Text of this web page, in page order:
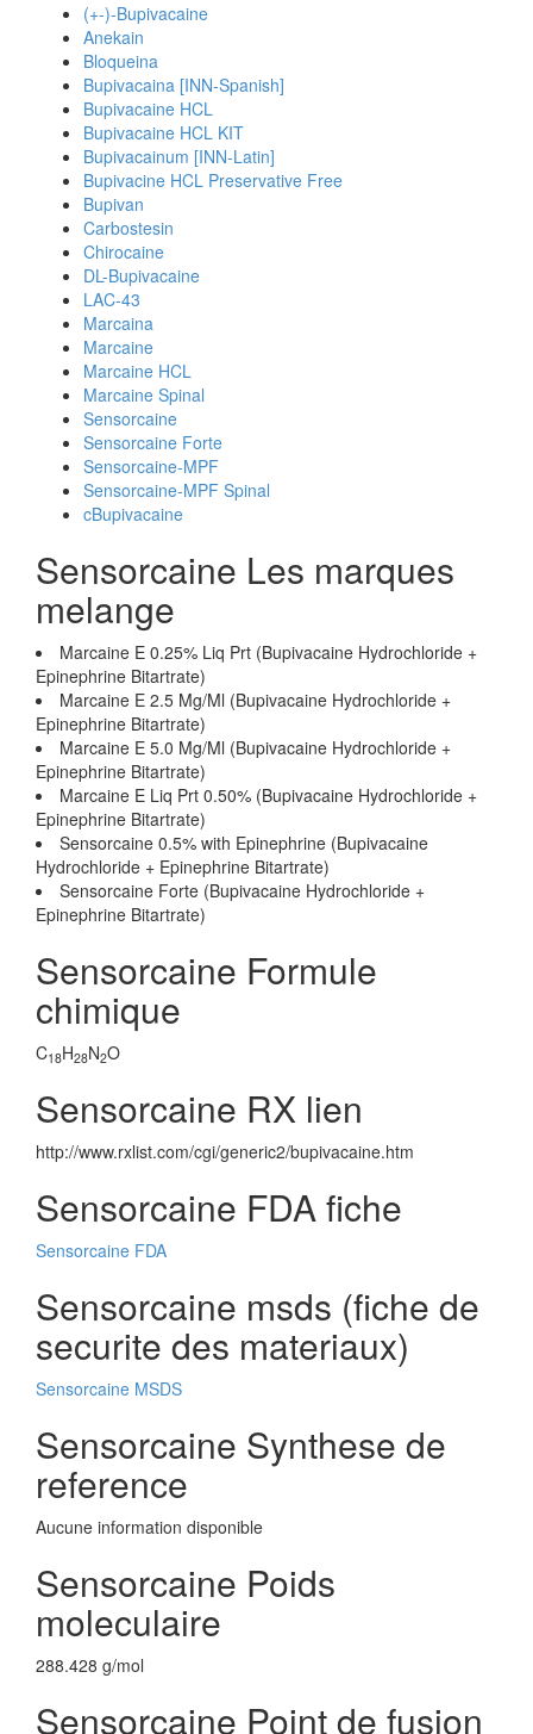
(+-)-Bupivacaine
Anekain
Bloqueina
Bupivacaina [INN-Spanish]
Bupivacaine HCL
Bupivacaine HCL KIT
Bupivacainum [INN-Latin]
Bupivacine HCL Preservative Free
Bupivan
Carbostesin
Chirocaine
DL-Bupivacaine
LAC-43
Marcaina
Marcaine
Marcaine HCL
Marcaine Spinal
Sensorcaine
Sensorcaine Forte
Sensorcaine-MPF
Sensorcaine-MPF Spinal
cBupivacaine
Sensorcaine Les marques
melange
Marcaine E 0.25% Liq Prt (Bupivacaine Hydrochloride +
Epinephrine Bitartrate)
Marcaine E 2.5 Mg/Ml (Bupivacaine Hydrochloride +
Epinephrine Bitartrate)
Marcaine E 5.0 Mg/Ml (Bupivacaine Hydrochloride +
Epinephrine Bitartrate)
Marcaine E Liq Prt 0.50% (Bupivacaine Hydrochloride +
Epinephrine Bitartrate)
Sensorcaine 0.5% with Epinephrine (Bupivacaine
Hydrochloride + Epinephrine Bitartrate)
Sensorcaine Forte (Bupivacaine Hydrochloride +
Epinephrine Bitartrate)
Sensorcaine Formule
chimique
C18H28N2O
Sensorcaine RX lien
http://www.rxlist.com/cgi/generic2/bupivacaine.htm
Sensorcaine FDA fiche
Sensorcaine FDA
Sensorcaine msds (fiche de
securite des materiaux)
Sensorcaine MSDS
Sensorcaine Synthese de
reference
Aucune information disponible
Sensorcaine Poids
moleculaire
288.428 g/mol
Sensorcaine Point de fusion